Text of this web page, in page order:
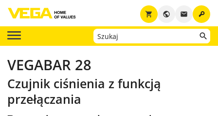
key
email
public
shopping_cart
VEGABAR 28
Czujnik ciśnienia z funkcją
przełączania